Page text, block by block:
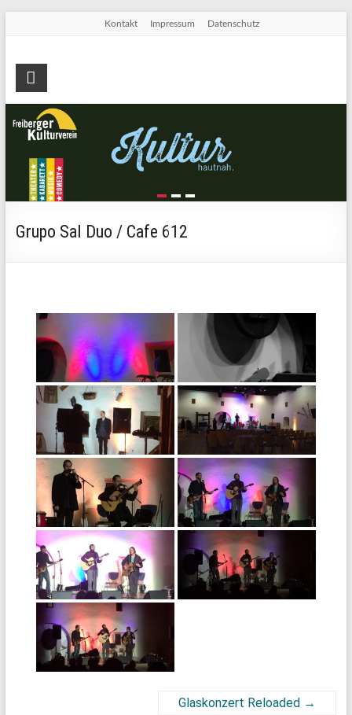
Kontakt Impressum Datenschutz
Freiberger
Kulturverein
e.V.
Die
Seite
für
in
Grupo Sal Duo / Cafe 612
Glaskonzert Reloaded →